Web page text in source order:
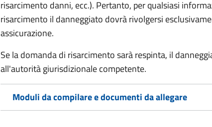
risarcimento danni, ecc.). Pertanto, per qualsiasi
risarcimento il danneggiato dovrà rivolgersi
assicurazione.
Se la domanda di risarcimento sarà respinta, il
all'autorità giurisdizionale competente.
Moduli da compilare e documenti da allegare